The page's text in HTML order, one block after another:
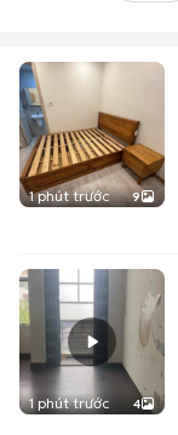
1 phút trước 9
1 phút trước 4